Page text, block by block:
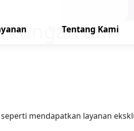
Tentang Kami
Tentang Kami
dan
mendapatkan layanan